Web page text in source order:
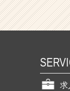
求